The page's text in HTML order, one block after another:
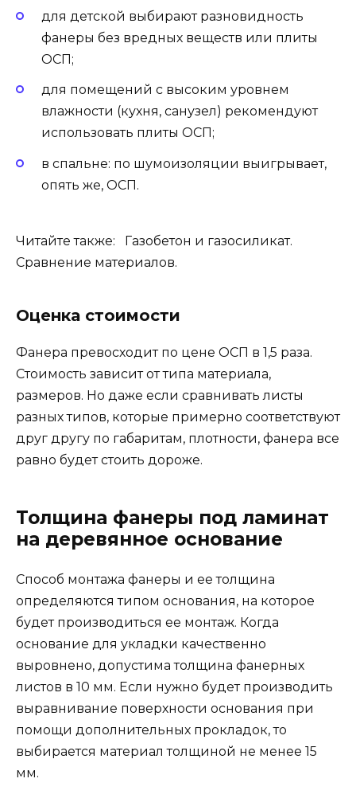
для детской выбирают разновидность
фанеры без вредных веществ или плиты
ОСП;
для помещений с высоким уровнем
влажности (кухня, санузел) рекомендуют
использовать плиты ОСП;
в спальне: по шумоизоляции выигрывает,
опять же, ОСП.
Читайте также: Газобетон и газосиликат.
Сравнение материалов.
Оценка стоимости
Фанера превосходит по цене ОСП в 1,5 раза.
Стоимость зависит от типа материала,
размеров. Но даже если сравнивать листы
разных типов, которые примерно соответствуют
друг другу по габаритам, плотности, фанера все
равно будет стоить дороже.
Толщина фанеры под ламинат
на деревянное основание
Способ монтажа фанеры и ее толщина
определяются типом основания, на которое
будет производиться ее монтаж. Когда
основание для укладки качественно
выровнено, допустима толщина фанерных
листов в 10 мм. Если нужно будет производить
выравнивание поверхности основания при
помощи дополнительных прокладок, то
выбирается материал толщиной не менее 15
мм.